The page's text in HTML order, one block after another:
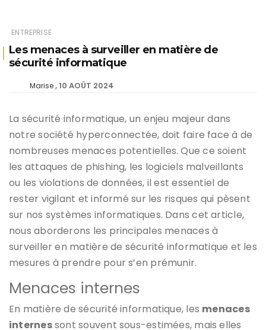
ENTREPRISE
Les menaces à surveiller en matière de
sécurité informatique
Marise 10 AOÛT 2024
La sécurité informatique, un enjeu majeur dans
notre société hyperconnectée, doit faire face à de
nombreuses menaces potentielles. Que ce soient
les attaques de phishing, les logiciels malveillants
ou les violations de données, il est essentiel de
rester vigilant et informé sur les risques qui pèsent
sur nos systèmes informatiques. Dans cet article,
nous aborderons les principales menaces à
surveiller en matière de sécurité informatique et les
mesures à prendre pour s’en prémunir.
Menaces internes
En matière de sécurité informatique, les menaces
internessont souvent sous-estimées, mais elles